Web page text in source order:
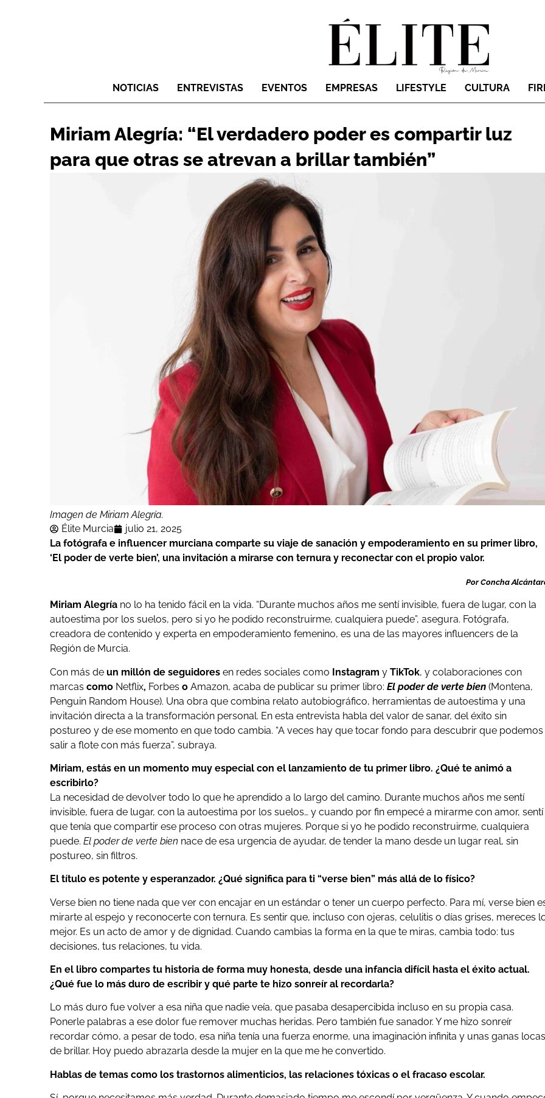
NOTICIAS ENTREVISTAS EVENTOS EMPRESAS LIFESTYLE CULTURA
Miriam Alegría: “El verdadero poder es compartir luz
para que otras se atrevan a brillar también”
Imagen de Miriam Alegría.
Élite Murcia
julio 21, 2025
La fotógrafa e influencer murciana comparte su viaje de sanación y empoderamiento en su primer libro,
‘El poder de verte bien’, una invitación a mirarse con ternura y reconectar con el propio valor.
Por Concha
Miriam Alegría no lo ha tenido fácil en la vida. “Durante muchos años me sentí invisible, fuera de lugar, con la
autoestima por los suelos, pero si yo he podido reconstruirme, cualquiera puede”, asegura. Fotógrafa,
creadora de contenido y experta en empoderamiento femenino, es una de las mayores influencers de la
Región de Murcia.
Con más de un millón de seguidores en redes sociales como Instagram y TikTok, y colaboraciones con
marcas como Netflix, Forbes o Amazon, acaba de publicar su primer libro: El poder de verte bien (Montena,
Penguin Random House). Una obra que combina relato autobiográfico, herramientas de autoestima y una
invitación directa a la transformación personal. En esta entrevista habla del valor de sanar, del éxito sin
postureo y de ese momento en que todo cambia. “A veces hay que tocar fondo para descubrir que podemos
salir a flote con más fuerza”, subraya.
Miriam, estás en un momento muy especial con el lanzamiento de tu primer libro. ¿Qué te animó a
escribirlo?
La necesidad de devolver todo lo que he aprendido a lo largo del camino. Durante muchos años me sentí
invisible, fuera de lugar, con la autoestima por los suelos… y cuando por fin empecé a mirarme con amor, sentí
que tenía que compartir ese proceso con otras mujeres. Porque si yo he podido reconstruirme, cualquiera
puede. El poder de verte bien nace de esa urgencia de ayudar, de tender la mano desde un lugar real, sin
postureo, sin filtros.
El título es potente y esperanzador. ¿Qué significa para ti “verse bien” más allá de lo físico?
Verse bien no tiene nada que ver con encajar en un estándar o tener un cuerpo perfecto. Para mí, verse bien
mirarte al espejo y reconocerte con ternura. Es sentir que, incluso con ojeras, celulitis o días grises, mereces
mejor. Es un acto de amor y de dignidad. Cuando cambias la forma en la que te miras, cambia todo: tus
decisiones, tus relaciones, tu vida.
En el libro compartes tu historia de forma muy honesta, desde una infancia difícil hasta el éxito actual.
¿Qué fue lo más duro de escribir y qué parte te hizo sonreír al recordarla?
Lo más duro fue volver a esa niña que nadie veía, que pasaba desapercibida incluso en su propia casa.
Ponerle palabras a ese dolor fue remover muchas heridas. Pero también fue sanador. Y me hizo sonreír
recordar cómo, a pesar de todo, esa niña tenía una fuerza enorme, una imaginación infinita y unas ganas locas
de brillar. Hoy puedo abrazarla desde la mujer en la que me he convertido.
Hablas de temas como los trastornos alimenticios, las relaciones tóxicas o el fracaso escolar.